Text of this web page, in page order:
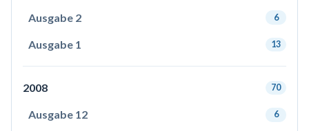
Ausgabe 2 6
Ausgabe 1 13
2008 70
Ausgabe 12 6